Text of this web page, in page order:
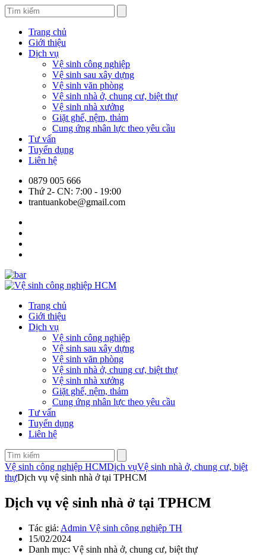
Trang chủ
Giới thiệu
Dịch vụ
Vệ sinh công nghiệp
Vệ sinh sau xây dựng
Vệ sinh văn phòng
Vệ sinh nhà ở, chung cư, biệt thự
Vệ sinh nhà xưởng
Giặt ghế, nệm, thảm
Cung ứng nhân lực theo yêu cầu
Tư vấn
Tuyển dụng
Liên hệ
0879 005 666
Thứ 2- CN: 7:00 - 19:00
trantuankobe@gmail.com
Trang chủ
Giới thiệu
Dịch vụ
Vệ sinh công nghiệp
Vệ sinh sau xây dựng
Vệ sinh văn phòng
Vệ sinh nhà ở, chung cư, biệt thự
Vệ sinh nhà xưởng
Giặt ghế, nệm, thảm
Cung ứng nhân lực theo yêu cầu
Tư vấn
Tuyển dụng
Liên hệ
Vệ sinh công nghiệp HCMDịch vụVệ sinh nhà ở, chung cư, biệt
thựDịch vụ vệ sinh nhà ở tại TPHCM
Dịch vụ vệ sinh nhà ở tại TPHCM
Tác giả: Admin Vệ sinh công nghiệp TH
15/02/2024
Danh mục: Vệ sinh nhà ở, chung cư, biệt thự